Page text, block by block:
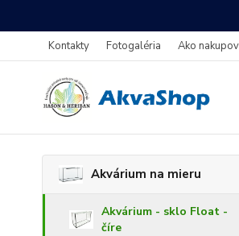
Kontakty Fotogaléria Ako
Akvárium na mieru
Akvárium - sklo Float -
číre